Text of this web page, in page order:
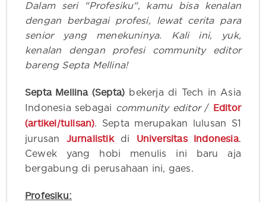
Dalam seri "Profesiku", kamu bisa kenalan
dengan berbagai profesi, lewat cerita para
senior yang menekuninya. Kali ini, yuk,
kenalan dengan profesi community editor
bareng Septa Mellina!
Septa Mellina (Septa) bekerja di Tech in Asia
Indonesia sebagai community editor/ Editor
(artikel/tulisan)‍. Septa merupakan lulusan S1
jurusan Jurnalistik‍ di Universitas Indonesia.
Cewek yang hobi menulis ini baru aja
bergabung di perusahaan ini, gaes.
Profesiku: